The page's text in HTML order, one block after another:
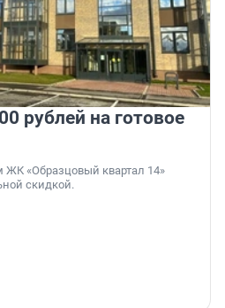
рублей на готовое
ЖК «Образцовый квартал 14»
скидкой.